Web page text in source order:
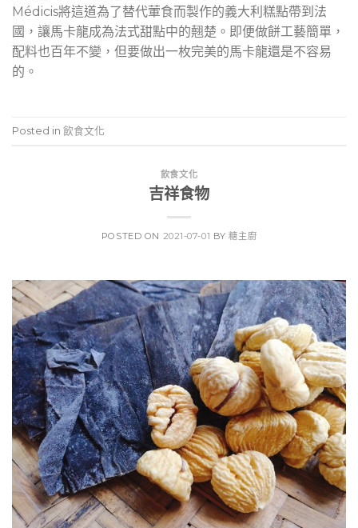
Médicis將這道為了替代葷食而製作的義大利糕點帶到法
國，讓馬卡龍成為法式甜點中的翹楚。即便做餅工藝簡單，
配料也百年不變，但要做出一枚完美的馬卡龍還是不容易
的。
Posted in 飲食文化
飲食文化
吉祥食物
POSTED ON 2021-07-01 BY糖主廚